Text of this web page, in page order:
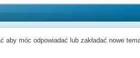
móc odpowiadać lub zakładać nowe